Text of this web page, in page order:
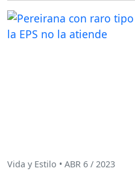
Vida y Estilo • ABR 6 / 2023